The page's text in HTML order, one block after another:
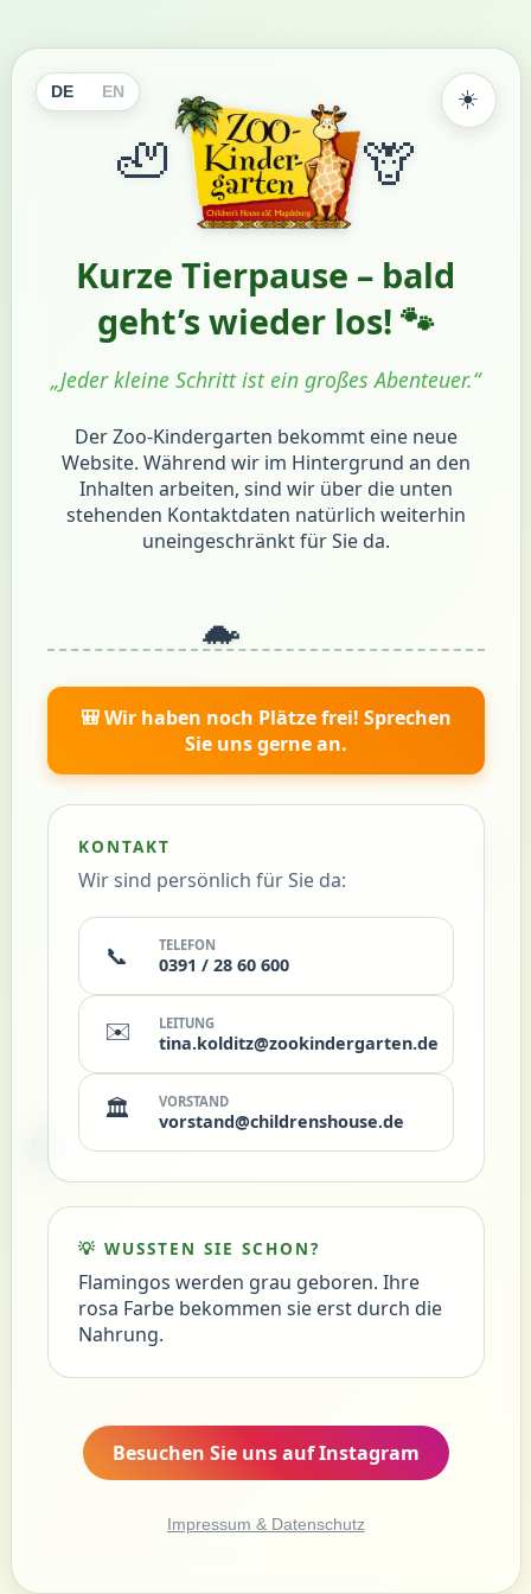
🍃
🌿
DE EN ☀️
🦥 🦒
Kurze Tierpause – bald
geht’s wieder los! 🐾
„Jeder kleine Schritt ist ein großes Abenteuer.“
Der Zoo-Kindergarten bekommt eine neue
Website. Während wir im Hintergrund an den
Inhalten arbeiten, sind wir über die unten
stehenden Kontaktdaten natürlich weiterhin
uneingeschränkt für Sie da.
🐢
🎒 Wir haben noch Plätze frei! Sprechen
Sie uns gerne an.
KONTAKT
Wir sind persönlich für Sie da:
📞 TELEFON
0391 / 28 60 600
✉️ LEITUNG
tina.kolditz@zookindergarten.de
🏛️ VORSTAND
vorstand@childrenshouse.de
💡 WUSSTEN SIE SCHON?
Flamingos werden grau geboren. Ihre
rosa Farbe bekommen sie erst durch die
Nahrung.
Besuchen Sie uns auf Instagram
Impressum & Datenschutz